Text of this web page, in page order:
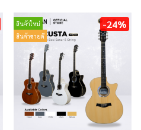
สินค้าใหม่
สินค้าขายดี
-24%